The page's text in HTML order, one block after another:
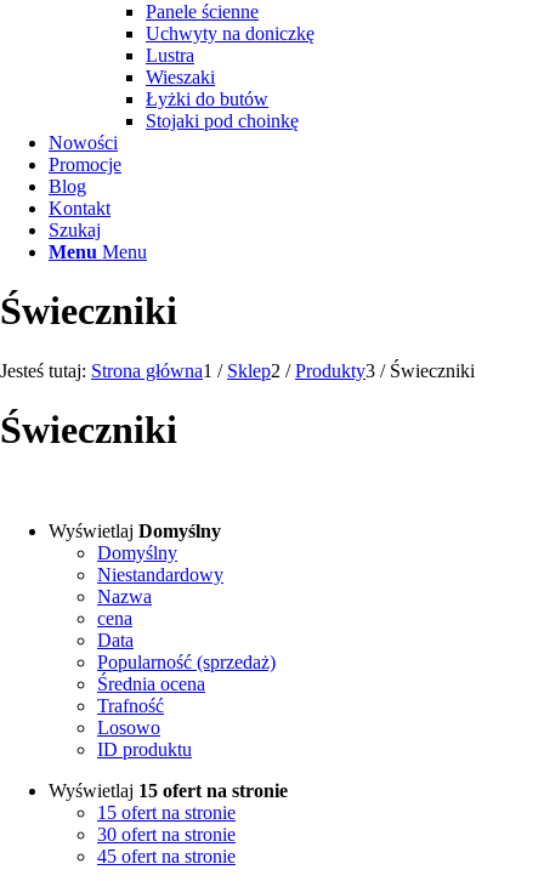
Panele ścienne
Uchwyty na doniczkę
Lustra
Wieszaki
Łyżki do butów
Stojaki pod choinkę
Nowości
Promocje
Blog
Kontakt
Szukaj
Menu Menu
Świeczniki
Jesteś tutaj: Strona główna1 / Sklep2 / Produkty3 / Świeczniki
Świeczniki
Wyświetlaj Domyślny
Domyślny
Niestandardowy
Nazwa
cena
Data
Popularność (sprzedaż)
Średnia ocena
Trafność
Losowo
ID produktu
Wyświetlaj 15 ofert na stronie
15 ofert na stronie
30 ofert na stronie
45 ofert na stronie